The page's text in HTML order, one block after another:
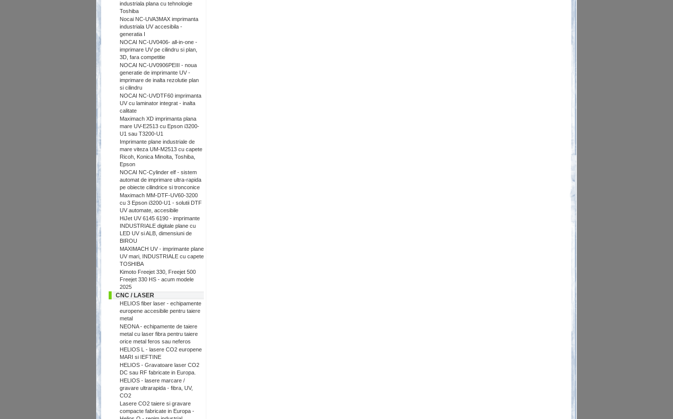
industriala plana cu tehnologie
Toshiba
Nocai NC-UVA3MAX imprimanta
industriala UV accesibila -
generatia I
NOCAI NC-UV0406- all-in-one -
imprimare UV pe cilindru si plan,
3D, fara competitie
NOCAI NC-UV0906PEIII - noua
generatie de imprimante UV -
imprimare de inalta rezolutie plan
si cilindru
NOCAI NC-UVDTF60 imprimanta
UV cu laminator integrat - inalta
calitate
Maximach XD imprimanta plana
mare UV-E2513 cu Epson i3200-
U1 sau T3200-U1
Imprimante plane industriale de
mare viteza UM-M2513 cu capete
Ricoh, Konica Minolta, Toshiba,
Epson
NOCAI NC-Cylinder elf - sistem
automat de imprimare ultra-rapida
pe obiecte cilindrice si tronconice
Maximach MM-DTF-UV60-3200
cu 3 Epson i3200-U1 - solutii DTF
UV automate, accesibile
HiJet UV 6145 6190 - imprimante
INDUSTRIALE digitale plane cu
LED UV si ALB, dimensiuni de
BIROU
MAXIMACH UV - imprimante plane
UV mari, INDUSTRIALE cu capete
TOSHIBA
Kimoto Freejet 330, Freejet 500
Freejet 330 HS - acum modele
2025
CNC / LASER
HELIOS fiber laser - echipamente
europene accesibile pentru taiere
metal
NEONA - echipamente de taiere
metal cu laser fibra pentru taiere
orice metal feros sau neferos
HELIOS L - lasere CO2 europene
MARI si IEFTINE
HELIOS - Gravatoare laser CO2
DC sau RF fabricate in Europa.
HELIOS - lasere marcare /
gravare ultrarapida - fibra, UV,
CO2
Lasere CO2 taiere si gravare
compacte fabricate in Europa -